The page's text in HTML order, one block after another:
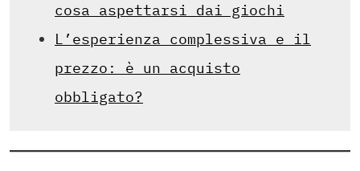
cosa aspettarsi dai giochi
L’esperienza complessiva e il
prezzo: è un acquisto
obbligato?